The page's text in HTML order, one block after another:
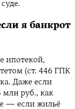
я банкрот
ипотекой,
(ст. 446 ГПК
Даже если
млн руб., как
— если жильё